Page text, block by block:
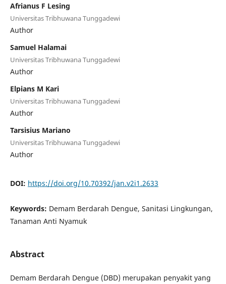
Afrianus F Lesing
Universitas Tribhuwana Tunggadewi
Author
Samuel Halamai
Universitas Tribhuwana Tunggadewi
Author
Elpians M Kari
Universitas Tribhuwana Tunggadewi
Author
Tarsisius Mariano
Universitas Tribhuwana Tunggadewi
Author
DOI: https://doi.org/10.70392/jan.v2i1.2633
Keywords: Demam Berdarah Dengue, Sanitasi Lingkungan,
Tanaman Anti Nyamuk
Abstract
Demam Berdarah Dengue (DBD) merupakan penyakit yang